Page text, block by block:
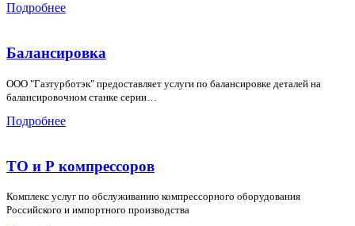
Подробнее
Балансировка
ООО "Газтурботэк" предоставляет услуги по балансировке деталей на
балансировочном станке серии…
Подробнее
ТО и Р компрессоров
Комплекс услуг по обслуживанию компрессорного оборудования
Российского и импортного производства